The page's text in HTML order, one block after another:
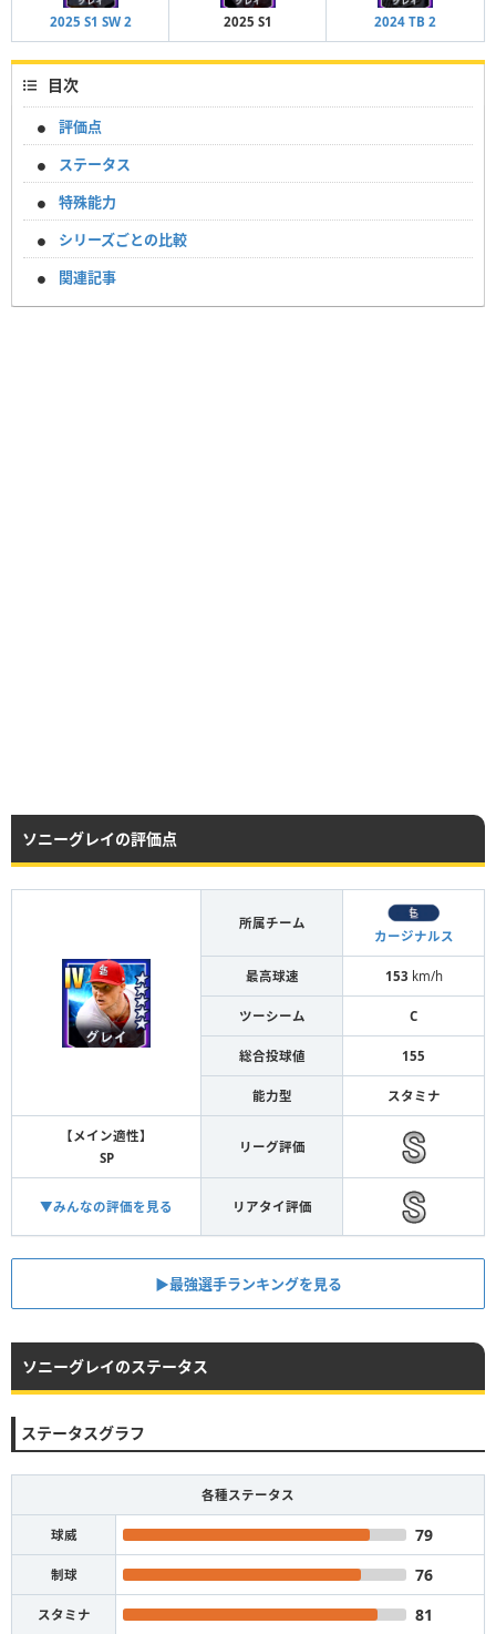
2025 S1 SW 2 2025 S1 2024 TB 2
目次
評価点
ステータス
特殊能力
シリーズごとの比較
関連記事
ソニーグレイの評価点
所属チーム
カージナルス
最高球速 153 km/h
ツーシーム C
総合投球値 155
能力型 スタミナ
【メイン適性】
SP
リーグ評価
▼みんなの評価を見る リアタイ評価
▶︎最強選手ランキングを見る
ソニーグレイのステータス
ステータスグラフ
各種ステータス
球威 79
制球 76
スタミナ 81